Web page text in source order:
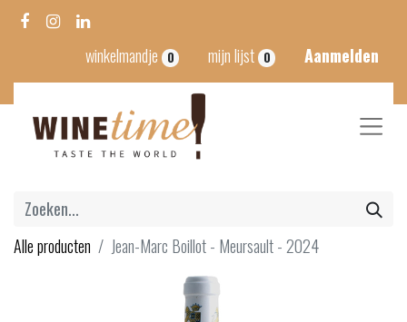
winkelmandje 0 mijn lijst 0 Aanmelden
Alle producten Jean-Marc Boillot - Meursault - 2024